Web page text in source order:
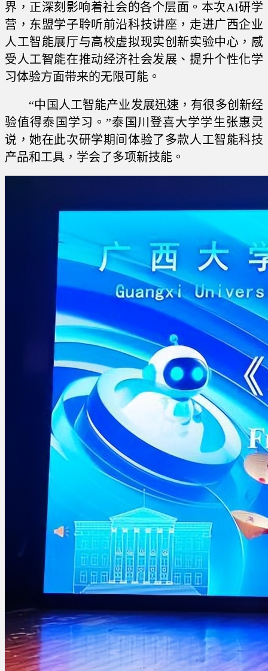
界，正深刻影响着社会的各个层面。本次AI研学
营，东盟学子聆听前沿科技讲座，走进广西企业
人工智能展厅与高校虚拟现实创新实验中心，感
受人工智能在推动经济社会发展、提升个性化学
习体验方面带来的无限可能。
“中国人工智能产业发展迅速，有很多创新经
验值得泰国学习。”泰国川登喜大学学生张惠灵
说，她在此次研学期间体验了多款人工智能科技
产品和工具，学会了多项新技能。